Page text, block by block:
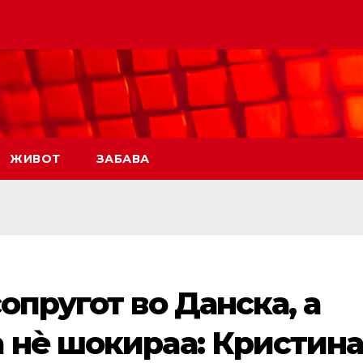
ЖИВОТ ЗАБАВА
во Данска, а
нè шокираа: Кристина